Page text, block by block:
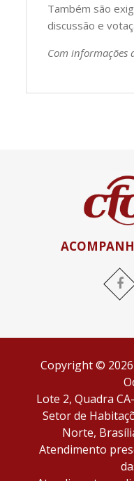
Também são
discussão e
Com informações
Copyright © 2026
Lote 2, Quadra
Setor de
Norte,
Atendimento